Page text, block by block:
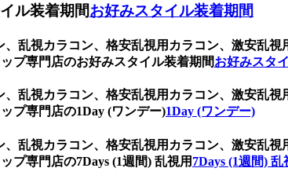
ル装着期間お好みスタイル装着期間
乱視カラコン、格安乱視用カラコン、激安乱
プ専門店のお好みスタイル装着期間お好みスタ
乱視カラコン、格安乱視用カラコン、激安乱
プ専門店の1Day (ワンデー)1Day (ワンデー)
乱視カラコン、格安乱視用カラコン、激安乱
プ専門店の7Days (1週間) 乱視用 7Days (1週間) 乱